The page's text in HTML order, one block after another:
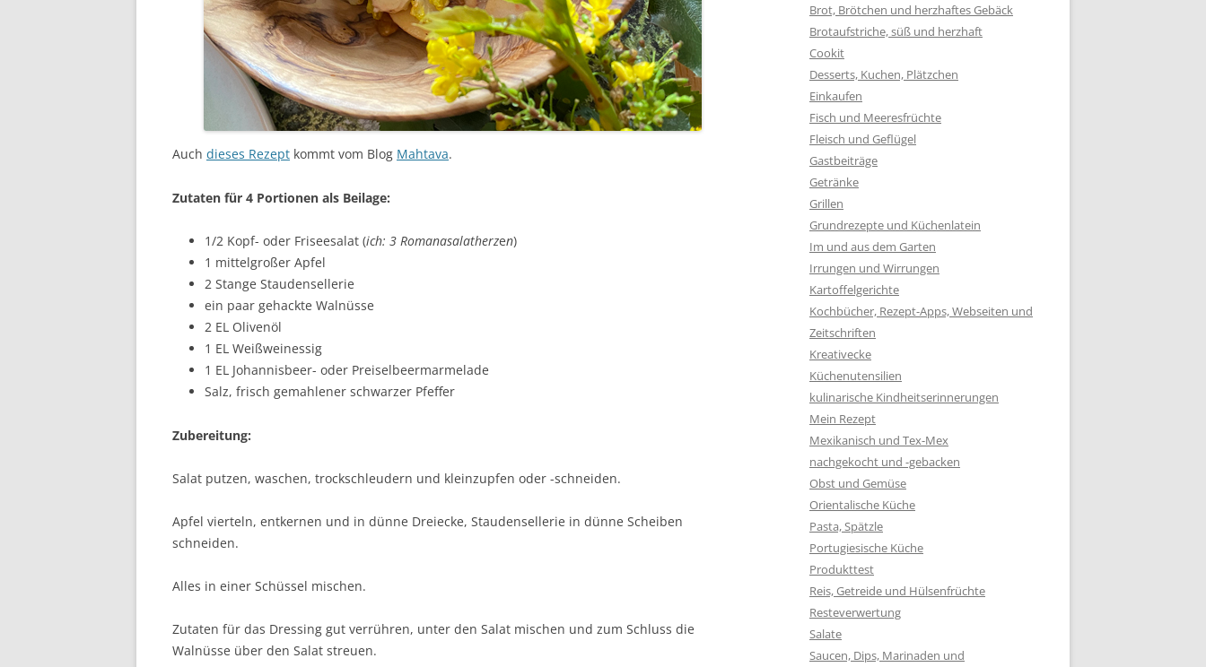
Auch dieses Rezept kommt vom Blog Mahtava.
Zutaten für 4 Portionen als Beilage:
1/2 Kopf- oder Friseesalat (ich: 3 Romanasalatherzen)
1 mittelgroßer Apfel
2 Stange Staudensellerie
ein paar gehackte Walnüsse
2 EL Olivenöl
1 EL Weißweinessig
1 EL Johannisbeer- oder Preiselbeermarmelade
Salz, frisch gemahlener schwarzer Pfeffer
Zubereitung:
Salat putzen, waschen, trockschleudern und kleinzupfen oder -schneiden.
Apfel vierteln, entkernen und in dünne Dreiecke, Staudensellerie in dünne Scheiben
schneiden.
Alles in einer Schüssel mischen.
Zutaten für das Dressing gut verrühren, unter den Salat mischen und zum Schluss die
Walnüsse über den Salat streuen.
Brot, Brötchen und herzhaftes Gebäck
Brotaufstriche, süß und herzhaft
Cookit
Desserts, Kuchen, Plätzchen
Einkaufen
Fisch und Meeresfrüchte
Fleisch und Geflügel
Gastbeiträge
Getränke
Grillen
Grundrezepte und Küchenlatein
Im und aus dem Garten
Irrungen und Wirrungen
Kartoffelgerichte
Kochbücher, Rezept-Apps, Webseiten und
Zeitschriften
Kreativecke
Küchenutensilien
kulinarische Kindheitserinnerungen
Mein Rezept
Mexikanisch und Tex-Mex
nachgekocht und -gebacken
Obst und Gemüse
Orientalische Küche
Pasta, Spätzle
Portugiesische Küche
Produkttest
Reis, Getreide und Hülsenfrüchte
Resteverwertung
Salate
Saucen, Dips, Marinaden und